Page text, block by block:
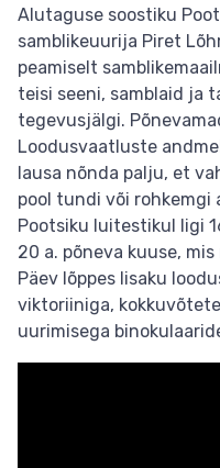
Alutaguse soostiku
samblikeuurija Piret
peamiselt
teisi seeni, samblaid ja
tegevusjälgi.
Loodusvaatluste
lausa nõnda palju, et
pool tundi või rohkemgi
Pootsiku luitestikul ligi
20 a. põneva kuuse,
Päev lõppes Iisaku
viktoriiniga,
uurimisega